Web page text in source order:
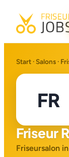
Alle Jobs
Für Bewerber
Marken
Start · Salons ·
FR
Friseur
Friseursalon